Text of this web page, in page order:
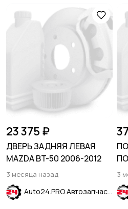
23 375 ₽
ДВЕРЬ ЗАДНЯЯ ЛЕВАЯ
MAZDA BT-50 2006-2012
3 месяца назад
Auto24.PRO Автозапчасти
3